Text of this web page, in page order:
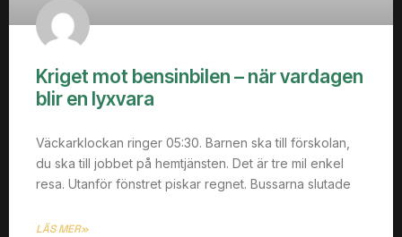
Kriget mot bensinbilen – när vardagen
blir en lyxvara
Väckarklockan ringer 05:30. Barnen ska till förskolan,
du ska till jobbet på hemtjänsten. Det är tre mil enkel
resa. Utanför fönstret piskar regnet. Bussarna slutade
LÄS MER»